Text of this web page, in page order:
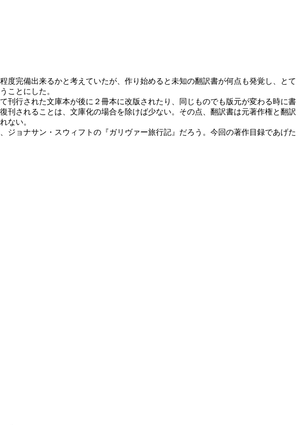
度完備出来るかと考えていたが、作り始めると未知の翻訳書が何点も発覚し、とて
ことにした。
行された文庫本が後に２冊本に改版されたり、同じものでも版元が変わる時に書
されることは、文庫化の場合を除けば少ない。その点、翻訳書は元著作権と翻訳
ない。
ョナサン・スウィフトの『ガリヴァー旅行記』だろう。今回の著作目録であげた